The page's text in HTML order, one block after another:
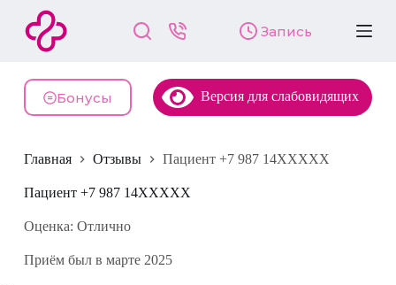
й
и
у
и
Запись
Бонусы Версия для слабовидящих
Главная Отзывы Пациент +7 987 14XXXXX
Пациент +7 987 14XXXXX
Оценка: Отлично
Приём был в марте 2025